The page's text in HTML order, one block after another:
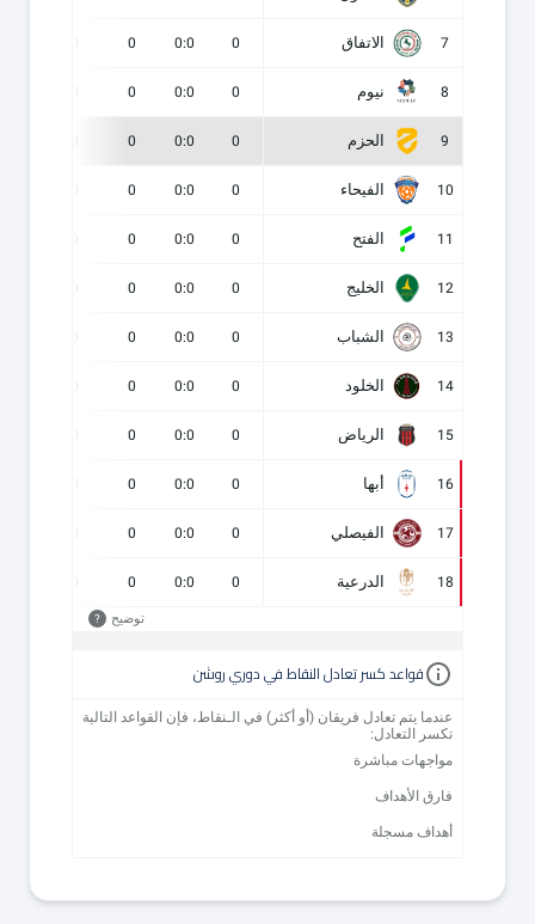
7 الاتفاق 0
0:0
0
8 نيوم 0
0:0
0
9 الحزم 0
0:0
0
10 الفيحاء 0
0:0
0
11 الفتح 0
0:0
0
12 الخليج 0
0:0
0
13 الشباب 0
0:0
0
14 الخلود 0
0:0
0
15 الرياض 0
0:0
0
16 أبها 0
0:0
0
17 الفيصلي 0
0:0
0
18 الدرعية 0
0:0
0
توضيح ?
قواعد كسر تعادل النقاط في دوري روشن
عندما يتم تعادل فريقان (أو أكثر) في الـنقاط، فإن القواعد التالية
تكسر التعادل:
مواجهات مباشرة
فارق الأهداف
أهداف مسجلة